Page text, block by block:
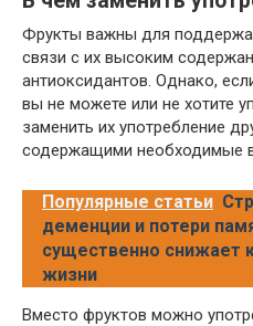
Фрукты важны для
связи с их высоким
антиоксидантов. Однако,
вы не можете или не хотите
заменить их употребление
содержащими необходимые
Популярные статьи
деменции и потери
существенно снижает
жизни
Вместо фруктов можно